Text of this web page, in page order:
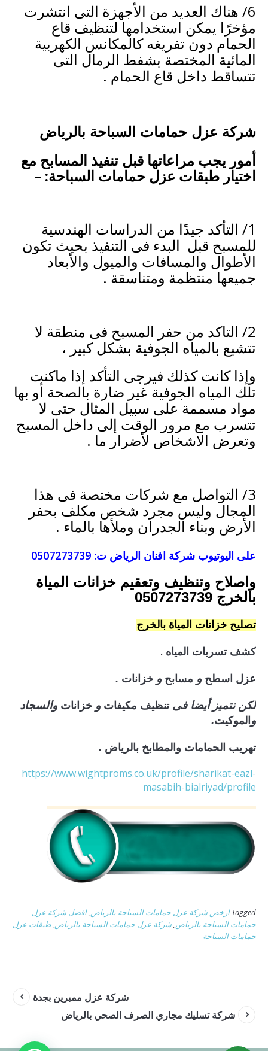
6/ هناك العديد من الأجهزة التى انتشرت
مؤخرًا يمكن استخدامها لتنظيف قاع
الحمام دون تفريغه كالمكانس الكهربية
المائية المختصة بشفط الرمال التى
تتساقط داخل قاع الحمام .
شركة عزل حمامات السباحة بالرياض
أمور يجب مراعاتها قبل تنفيذ المسابح مع
اختيار طبقات عزل حمامات السباحة: –
1/ التأكد جيدًا من الدراسات الهندسية
للمسبح قبل البدء فى التنفيذ بحيث تكون
الأطوال والمسافات والميول والأبعاد
جميعها منتظمة ومتناسقة .
2/ التاكد من حفر المسبح فى منطقة لا
تتشبع بالمياه الجوفية بشكل كبير ،
وإذا كانت كذلك فيرجى التأكد إذا ماكنت
تلك المياه الجوفية غير ضارة بالصحة أو بها
مواد مسممة على سبيل المثال حتى لا
تتسرب مع مرور الوقت إلى داخل المسبح
وتعرض الاشخاص لأضرار ما .
3/ التواصل مع شركات مختصة فى هذا
المجال وليس مجرد شخص مكلف بحفر
الأرض وبناء الجدران وملأها بالماء .
على اليوتيوب شركة افنان الرياض ت: 0507273739
واصلاح وتنظيف وتعقيم خزانات المياة
بالخرج 0507273739
تصليح خزانات المياة بالخرج
كشف تسربات المياه .
عزل اسطح و مسابح و خزانات .
لكن نتميز أيضا فىتنظيف مكيفات و خزانات والسجاد
والموكيت.
تهريب الحمامات والمطابخ بالرياض .
https://www.wightproms.co.uk/profile/sharikat-eazl-
masabih-bialriyad/profile
Tagged ارخص شركة عزل حمامات السباحة بالرياض ,افضل شركة عزل
حمامات السباحة بالرياض شركة عزل حمامات السباحة بالرياض طبقات عزل
حمامات السباحة
شركة عزل ممبرين بجدة
شركة تسليك مجاري الصرف الصحي بالرياض